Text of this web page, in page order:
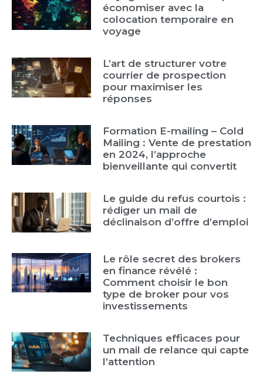
économiser avec la
colocation temporaire en
voyage
L’art de structurer votre
courrier de prospection
pour maximiser les
réponses
Formation E-mailing – Cold
Mailing : Vente de prestation
en 2024, l’approche
bienveillante qui convertit
Le guide du refus courtois :
rédiger un mail de
déclinaison d’offre d’emploi
Le rôle secret des brokers
en finance révélé :
Comment choisir le bon
type de broker pour vos
investissements
Techniques efficaces pour
un mail de relance qui capte
l’attention